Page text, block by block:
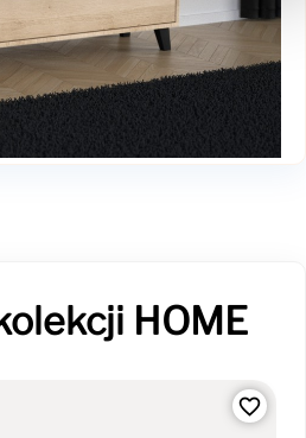
HOME
favorite_border